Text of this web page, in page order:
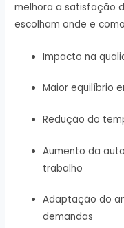
melhora a satisfação
escolham onde e
Impacto na
Maior equilíbrio
Redução do
Aumento da
trabalho
Adaptação do
demandas